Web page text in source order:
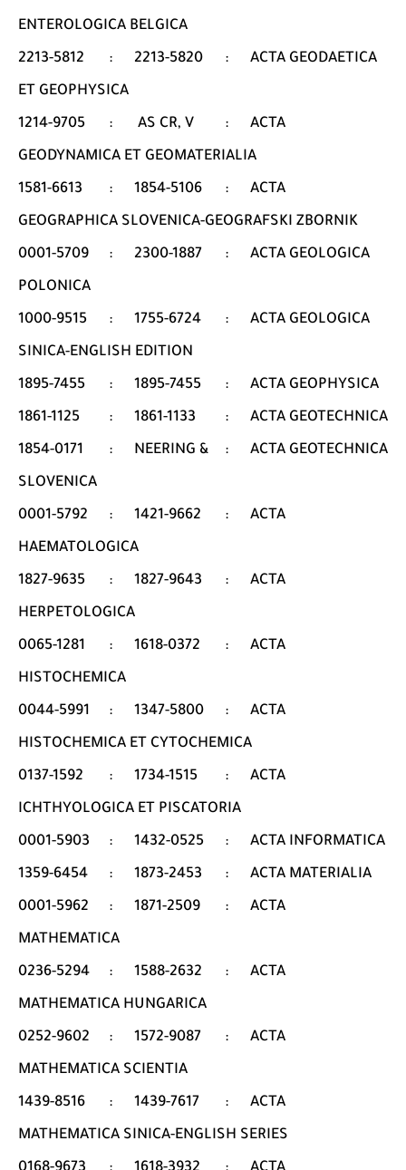
ENTEROLOGICA BELGICA
2213-5812
: 2213-5820 :
ACTA GEODAETICA
ET GEOPHYSICA
1214-9705
: AS CR, V :
ACTA
GEODYNAMICA ET GEOMATERIALIA
1581-6613
: 1854-5106 :
ACTA
GEOGRAPHICA SLOVENICA-GEOGRAFSKI ZBORNIK
0001-5709
: 2300-1887 :
ACTA GEOLOGICA
POLONICA
1000-9515
: 1755-6724 :
ACTA GEOLOGICA
SINICA-ENGLISH EDITION
1895-7455
: 1895-7455 :
ACTA GEOPHYSICA
1861-1125
: 1861-1133 :
ACTA GEOTECHNICA
1854-0171
: NEERING & :
ACTA GEOTECHNICA
SLOVENICA
0001-5792
: 1421-9662 :
ACTA
HAEMATOLOGICA
1827-9635
: 1827-9643 :
ACTA
HERPETOLOGICA
0065-1281
: 1618-0372 :
ACTA
HISTOCHEMICA
0044-5991
: 1347-5800 :
ACTA
HISTOCHEMICA ET CYTOCHEMICA
0137-1592
: 1734-1515 :
ACTA
ICHTHYOLOGICA ET PISCATORIA
0001-5903
: 1432-0525 :
ACTA INFORMATICA
1359-6454
: 1873-2453 :
ACTA MATERIALIA
0001-5962
: 1871-2509 :
ACTA
MATHEMATICA
0236-5294
: 1588-2632 :
ACTA
MATHEMATICA HUNGARICA
0252-9602
: 1572-9087 :
ACTA
MATHEMATICA SCIENTIA
1439-8516
: 1439-7617 :
ACTA
MATHEMATICA SINICA-ENGLISH SERIES